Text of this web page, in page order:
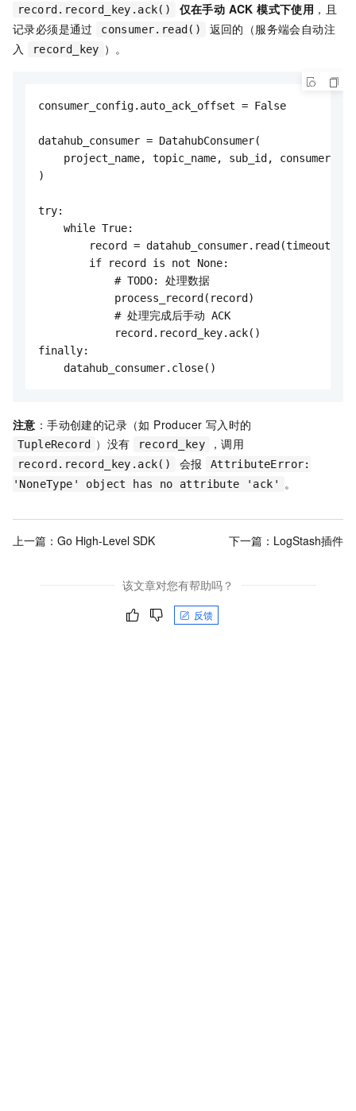
record.record_key.ack() 仅在手动 ACK 模式下使用 ，且
记录必须是通过
consumer.read()
返回的（服务端会自动注
入
record_key ）。
consumer_config.auto_ack_offset = False
datahub_consumer = DatahubConsumer(
project_name, topic_name, sub_id,
)
try:
    while True:
        record = datahub_consumer.read(timeout=60)
        if record is not None:
            # TODO: 处理数据
            process_record(record)
            # 处理完成后手动 ACK
            record.record_key.ack()
finally:
    datahub_consumer.close()
注意 ：手动创建的记录（如 Producer 写入时的
TupleRecord ）没有 record_key ，调用
record.record_key.ack() 会报
AttributeError:
'NoneType' object has no attribute 'ack'
。
上一篇： Go High-Level SDK 下一篇： LogStash插件
该文章对您有帮助吗？
反馈